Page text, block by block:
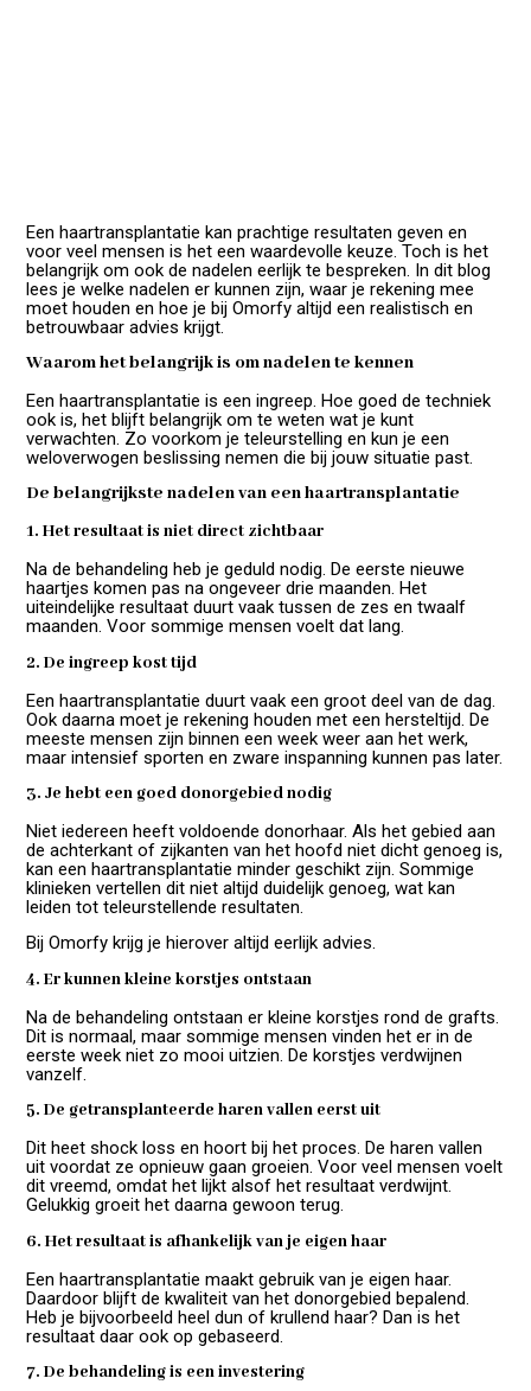
Een haartransplantatie kan prachtige resultaten geven en
voor veel mensen is het een waardevolle keuze. Toch is het
belangrijk om ook de nadelen eerlijk te bespreken. In dit blog
lees je welke nadelen er kunnen zijn, waar je rekening mee
moet houden en hoe je bij Omorfy altijd een realistisch en
betrouwbaar advies krijgt.
Waarom het belangrijk is om nadelen te kennen
Een haartransplantatie is een ingreep. Hoe goed de techniek
ook is, het blijft belangrijk om te weten wat je kunt
verwachten. Zo voorkom je teleurstelling en kun je een
weloverwogen beslissing nemen die bij jouw situatie past.
De belangrijkste nadelen van een haartransplantatie
1. Het resultaat is niet direct zichtbaar
Na de behandeling heb je geduld nodig. De eerste nieuwe
haartjes komen pas na ongeveer drie maanden. Het
uiteindelijke resultaat duurt vaak tussen de zes en twaalf
maanden. Voor sommige mensen voelt dat lang.
2. De ingreep kost tijd
Een haartransplantatie duurt vaak een groot deel van de dag.
Ook daarna moet je rekening houden met een hersteltijd. De
meeste mensen zijn binnen een week weer aan het werk,
maar intensief sporten en zware inspanning kunnen pas later.
3. Je hebt een goed donorgebied nodig
Niet iedereen heeft voldoende donorhaar. Als het gebied aan
de achterkant of zijkanten van het hoofd niet dicht genoeg is,
kan een haartransplantatie minder geschikt zijn. Sommige
klinieken vertellen dit niet altijd duidelijk genoeg, wat kan
leiden tot teleurstellende resultaten.
Bij Omorfy krijg je hierover altijd eerlijk advies.
4. Er kunnen kleine korstjes ontstaan
Na de behandeling ontstaan er kleine korstjes rond de grafts.
Dit is normaal, maar sommige mensen vinden het er in de
eerste week niet zo mooi uitzien. De korstjes verdwijnen
vanzelf.
5. De getransplanteerde haren vallen eerst uit
Dit heet shock loss en hoort bij het proces. De haren vallen
uit voordat ze opnieuw gaan groeien. Voor veel mensen voelt
dit vreemd, omdat het lijkt alsof het resultaat verdwijnt.
Gelukkig groeit het daarna gewoon terug.
6. Het resultaat is afhankelijk van je eigen haar
Een haartransplantatie maakt gebruik van je eigen haar.
Daardoor blijft de kwaliteit van het donorgebied bepalend.
Heb je bijvoorbeeld heel dun of krullend haar? Dan is het
resultaat daar ook op gebaseerd.
7. De behandeling is een investering